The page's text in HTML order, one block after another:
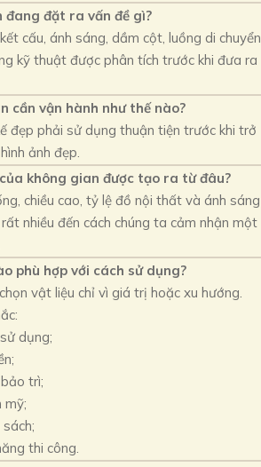
đang đặt ra vấn đề gì?
cấu, ánh sáng, dầm cột, luồng di chuyển
kỹ thuật được phân tích trước khi đưa ra
cần vận hành như thế nào?
đẹp phải sử dụng thuận tiện trước khi trở
ảnh đẹp.
không gian được tạo ra từ đâu?
chiều cao, tỷ lệ đồ nội thất và ánh sáng
nhiều đến cách chúng ta cảm nhận một
phù hợp với cách sử dụng?
vật liệu chỉ vì giá trị hoặc xu hướng.
dụng;
trì;
mỹ;
thi công.